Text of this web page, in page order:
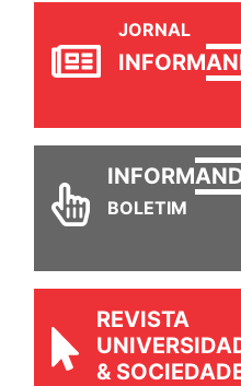
JORNAL
INFORM
INFORM
BOLETIM
REVISTA
&